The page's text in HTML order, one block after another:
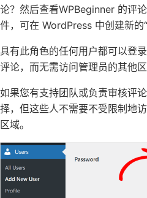
论？然后查看WPBeginner 的评
件，可在 WordPress 中创建新的
具有此角色的任何用户都可以登
评论，而无需访问管理员的其他区
如果您有支持团队或负责审核评
择，但这些人不需要不受限制地
区域。